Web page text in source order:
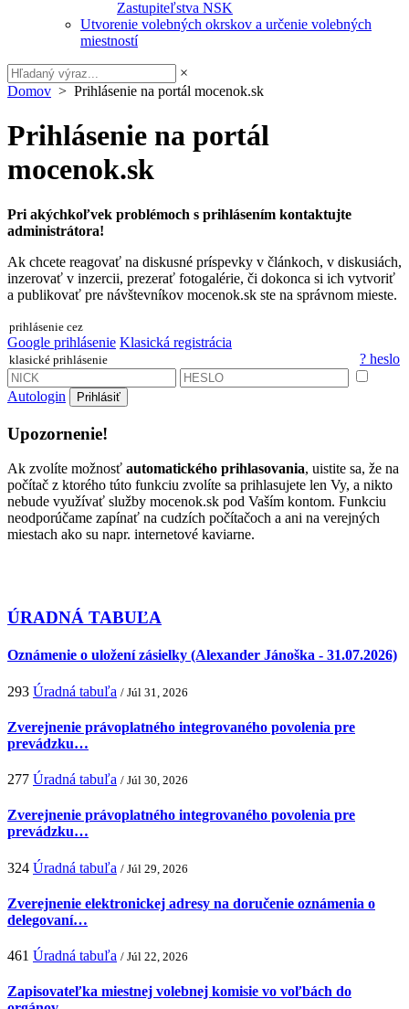
Zastupiteľstva NSK
Utvorenie volebných okrskov a určenie volebných
miestností
×
Domov > Prihlásenie na portál mocenok.sk
Prihlásenie na portál
mocenok.sk
Pri akýchkoľvek problémoch s prihlásením kontaktujte
administrátora!
Ak chcete reagovať na diskusné príspevky v článkoch, v diskusiách,
inzerovať v inzercii, prezerať fotogalérie, či dokonca si ich vytvoriť
a publikovať pre návštevníkov mocenok.sk ste na správnom mieste.
prihlásenie cez
Google prihlásenie Klasická registrácia
klasické prihlásenie ? heslo
Autologin Prihlásiť
Upozornenie!
Ak zvolíte možnosť automatického prihlasovania, uistite sa, že na
počítač z ktorého túto funkciu zvolíte sa prihlasujete len Vy, a nikto
nebude využívať služby mocenok.sk pod Vaším kontom. Funkciu
neodporúčame zapínať na cudzích počítačoch a ani na verejných
miestach ako su napr. internetové kaviarne.
ÚRADNÁ TABUĽA
Oznámenie o uložení zásielky (Alexander Jánoška - 31.07.2026)
293 Úradná tabuľa / Júl 31, 2026
Zverejnenie právoplatného integrovaného povolenia pre
prevádzku…
277 Úradná tabuľa / Júl 30, 2026
Zverejnenie právoplatného integrovaného povolenia pre
prevádzku…
324 Úradná tabuľa / Júl 29, 2026
Zverejnenie elektronickej adresy na doručenie oznámenia o
delegovaní…
461 Úradná tabuľa / Júl 22, 2026
Zapisovateľka miestnej volebnej komisie vo voľbách do